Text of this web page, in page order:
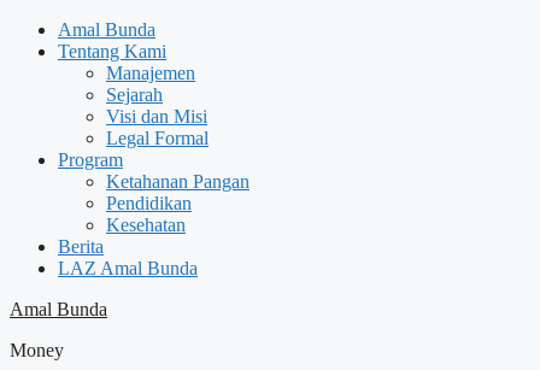
Amal Bunda
Tentang Kami
Manajemen
Sejarah
Visi dan Misi
Legal Formal
Program
Ketahanan Pangan
Pendidikan
Kesehatan
Berita
LAZ Amal Bunda
Amal Bunda
Money